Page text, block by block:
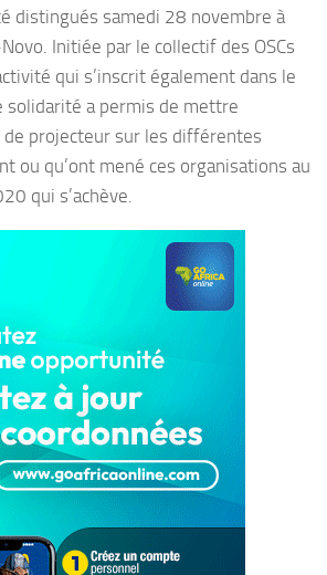
distingués samedi 28 novembre à
Initiée par le collectif des OSCs
qui s’inscrit également dans le
solidarité a permis de mettre
de projecteur sur les différentes
ou qu’ont mené ces organisations au
qui s’achève.